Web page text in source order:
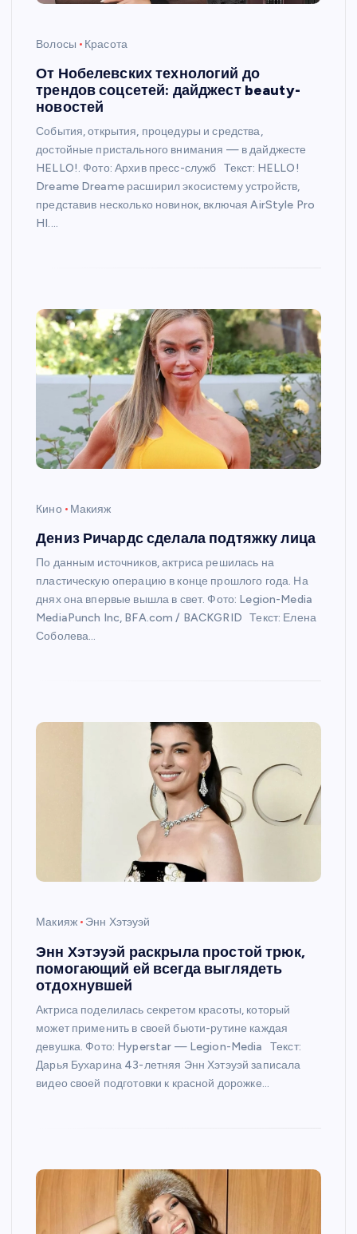
Волосы Красота
От Нобелевских технологий до
трендов соцсетей: дайджест beauty-
новостей
События, открытия, процедуры и средства,
достойные пристального внимания — в дайджесте
HELLO!. Фото: Архив пресс-служб Текст: HELLO!
Dreame Dreame расширил экосистему устройств,
представив несколько новинок, включая AirStyle Pro
HI.…
Кино Макияж
Дениз Ричардс сделала подтяжку лица
По данным источников, актриса решилась на
пластическую операцию в конце прошлого года. На
днях она впервые вышла в свет. Фото: Legion-Media
MediaPunch Inc, BFA.com / BACKGRID Текст: Елена
Соболева…
Макияж Энн Хэтэуэй
Энн Хэтэуэй раскрыла простой трюк,
помогающий ей всегда выглядеть
отдохнувшей
Актриса поделилась секретом красоты, который
может применить в своей бьюти-рутине каждая
девушка. Фото: Hyperstar — Legion-Media Текст:
Дарья Бухарина 43-летняя Энн Хэтэуэй записала
видео своей подготовки к красной дорожке…